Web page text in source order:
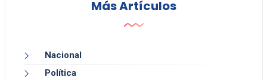
Más Artículos
Nacional
Política